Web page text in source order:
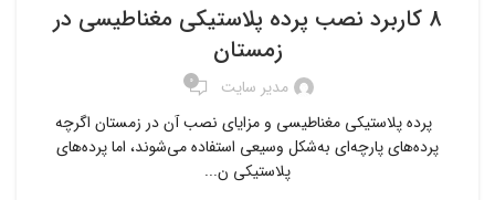
8 کاربرد نصب پرده پلاستیکی مغناطیسی در
زمستان
مدیر سایت 0
پرده پلاستیکی مغناطیسی و مزایای نصب آن در زمستان اگرچه
پرده‌های پارچه‌ای به‌شکل وسیعی استفاده می‌شوند، اما پرده‌های
پلاستیکی ن...